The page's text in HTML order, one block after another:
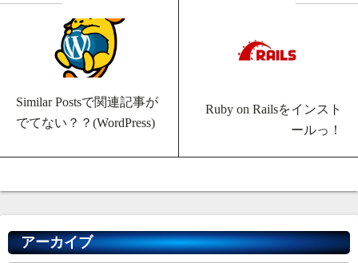
Similar Postsで関連記事が
でてない？？(WordPress)
Ruby on Railsをインスト
ールっ！
アーカイブ